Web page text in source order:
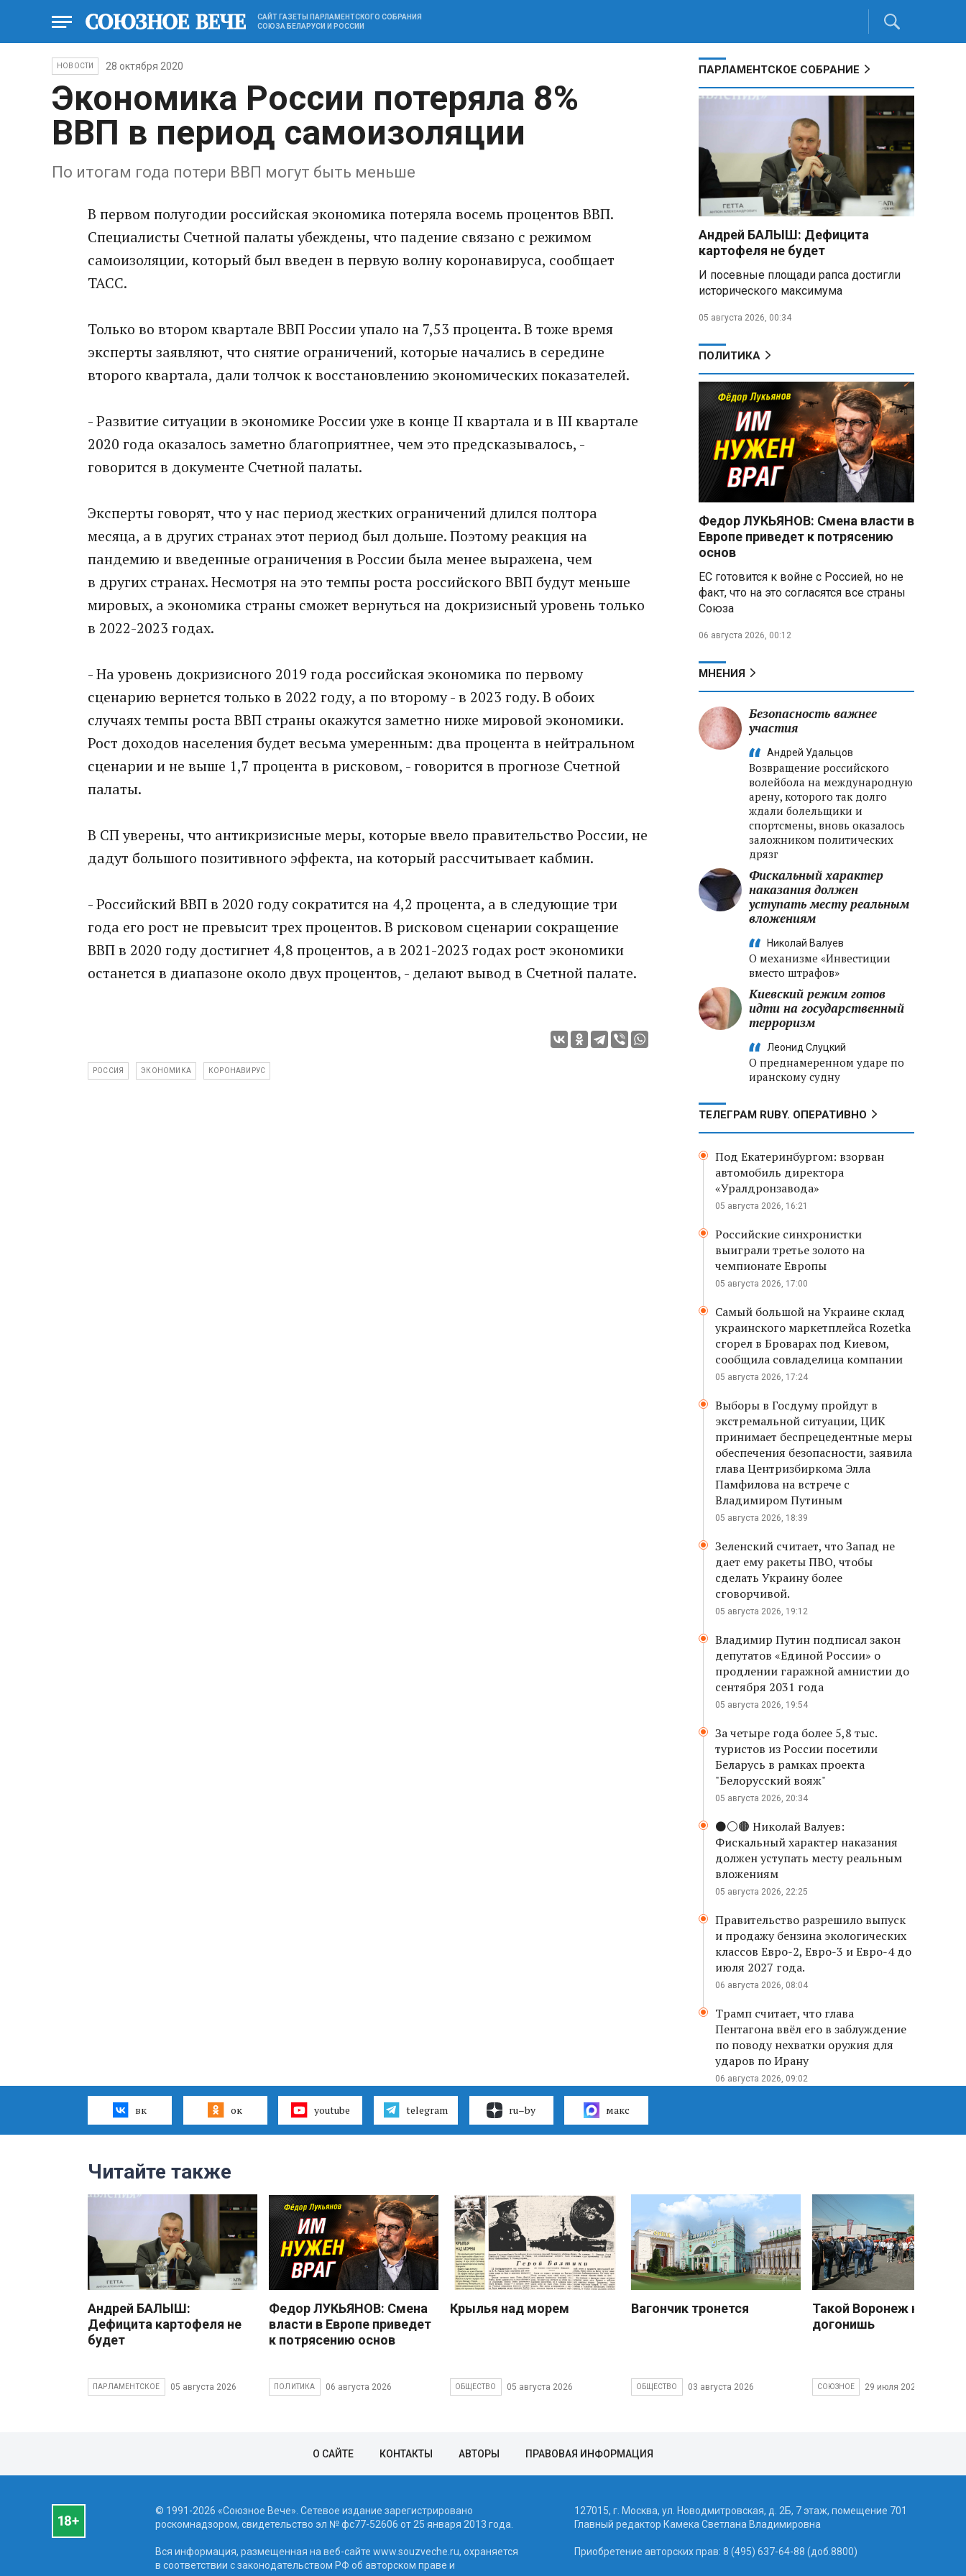
САЙТ ГАЗЕТЫ ПАРЛАМЕНТСКОГО СОБРАНИЯ
СОЮЗА БЕЛАРУСИ И РОССИИ
НОВОСТИ 28 октября 2020
Экономика России потеряла 8%
ВВП в период самоизоляции
По итогам года потери ВВП могут быть меньше
В первом полугодии российская экономика потеряла восемь процентов ВВП.
Специалисты Счетной палаты убеждены, что падение связано с режимом
самоизоляции, который был введен в первую волну коронавируса, сообщает
ТАСС.
Только во втором квартале ВВП России упало на 7,53 процента. В тоже время
эксперты заявляют, что снятие ограничений, которые начались в середине
второго квартала, дали толчок к восстановлению экономических показателей.
- Развитие ситуации в экономике России уже в конце II квартала и в III квартале
2020 года оказалось заметно благоприятнее, чем это предсказывалось, -
говорится в документе Счетной палаты.
Эксперты говорят, что у нас период жестких ограничений длился полтора
месяца, а в других странах этот период был дольше. Поэтому реакция на
пандемию и введенные ограничения в России была менее выражена, чем
в других странах. Несмотря на это темпы роста российского ВВП будут меньше
мировых, а экономика страны сможет вернуться на докризисный уровень только
в 2022-2023 годах.
- На уровень докризисного 2019 года российская экономика по первому
сценарию вернется только в 2022 году, а по второму - в 2023 году. В обоих
случаях темпы роста ВВП страны окажутся заметно ниже мировой экономики.
Рост доходов населения будет весьма умеренным: два процента в нейтральном
сценарии и не выше 1,7 процента в рисковом, - говорится в прогнозе Счетной
палаты.
В СП уверены, что антикризисные меры, которые ввело правительство России, не
дадут большого позитивного эффекта, на который рассчитывает кабмин.
- Российский ВВП в 2020 году сократится на 4,2 процента, а в следующие три
года его рост не превысит трех процентов. В рисковом сценарии сокращение
ВВП в 2020 году достигнет 4,8 процентов, а в 2021-2023 годах рост экономики
останется в диапазоне около двух процентов, - делают вывод в Счетной палате.
РОССИЯ ЭКОНОМИКА КОРОНАВИРУС
ПАРЛАМЕНТСКОЕ СОБРАНИЕ
Андрей БАЛЫШ: Дефицита
картофеля не будет
И посевные площади рапса достигли
исторического максимума
05 августа 2026, 00:34
ПОЛИТИКА
Федор ЛУКЬЯНОВ: Смена власти в
Европе приведет к потрясению
основ
ЕС готовится к войне с Россией, но не
факт, что на это согласятся все страны
Союза
06 августа 2026, 00:12
МНЕНИЯ
Безопасность важнее
участия
Андрей Удальцов
Возвращение российского
волейбола на международную
арену, которого так долго
ждали болельщики и
спортсмены, вновь оказалось
заложником политических
дрязг
Фискальный характер
наказания должен
уступать месту реальным
вложениям
Николай Валуев
О механизме «Инвестиции
вместо штрафов»
Киевский режим готов
идти на государственный
терроризм
Леонид Слуцкий
О преднамеренном ударе по
иранскому судну
ТЕЛЕГРАМ RUBY. ОПЕРАТИВНО
Под Екатеринбургом: взорван
автомобиль директора
«Уралдронзавода»
05 августа 2026, 16:21
Российские синхронистки
выиграли третье золото на
чемпионате Европы
05 августа 2026, 17:00
Самый большой на Украине склад
украинского маркетплейса Rozetka
сгорел в Броварах под Киевом,
сообщила совладелица компании
05 августа 2026, 17:24
Выборы в Госдуму пройдут в
экстремальной ситуации, ЦИК
принимает беспрецедентные меры
обеспечения безопасности, заявила
глава Центризбиркома Элла
Памфилова на встрече с
Владимиром Путиным
05 августа 2026, 18:39
Зеленский считает, что Запад не
дает ему ракеты ПВО, чтобы
сделать Украину более
сговорчивой.
05 августа 2026, 19:12
Владимир Путин подписал закон
депутатов «Единой России» о
продлении гаражной амнистии до
сентября 2031 года
05 августа 2026, 19:54
За четыре года более 5,8 тыс.
туристов из России посетили
Беларусь в рамках проекта
"Белорусский вояж"
05 августа 2026, 20:34
⚫️⚪️🟤 Николай Валуев:
Фискальный характер наказания
должен уступать месту реальным
вложениям
05 августа 2026, 22:25
Правительство разрешило выпуск
и продажу бензина экологических
классов Евро-2, Евро-3 и Евро-4 до
июля 2027 года.
06 августа 2026, 08:04
Трамп считает, что глава
Пентагона ввёл его в заблуждение
по поводу нехватки оружия для
ударов по Ирану
06 августа 2026, 09:02
вк ок youtube telegram ru–by макс
Читайте также
Андрей БАЛЫШ:
Дефицита картофеля не
будет
ПАРЛАМЕНТСКОЕ 05 августа 2026
Федор ЛУКЬЯНОВ: Смена
власти в Европе приведет
к потрясению основ
ПОЛИТИКА 06 августа 2026
Крылья над морем
ОБЩЕСТВО 05 августа 2026
Вагончик тронется
ОБЩЕСТВО 03 августа 2026
Такой Воронеж не
догонишь
СОЮЗНОЕ 29 июля 2026
О САЙТЕ КОНТАКТЫ АВТОРЫ ПРАВОВАЯ ИНФОРМАЦИЯ
© 1991-2026 «Союзное Вече». Сетевое издание зарегистрировано
роскомнадзором, свидетельство эл № фc77-52606 от 25 января 2013 года.
Вся информация, размещенная на веб-сайте www.souzveche.ru, охраняется
в соответствии с законодательством РФ об авторском праве и
127015, г. Москва, ул. Новодмитровская, д. 2Б, 7 этаж, помещение 701
Главный редактор Камека Светлана Владимировна
Приобретение авторских прав: 8 (495) 637-64-88 (доб.8800)